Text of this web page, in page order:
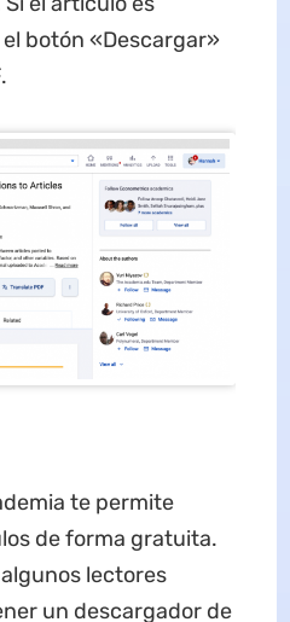
botón «Descargar»
te permite
de forma gratuita.
lectores
un descargador de